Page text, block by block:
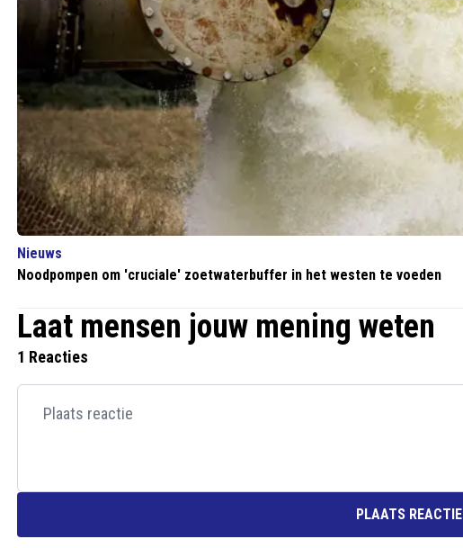
Nieuws
Noodpompen om 'cruciale' zoetwaterbuffer in het westen te voeden
Laat mensen jouw mening weten
1 Reacties
PLAATS REACTIE